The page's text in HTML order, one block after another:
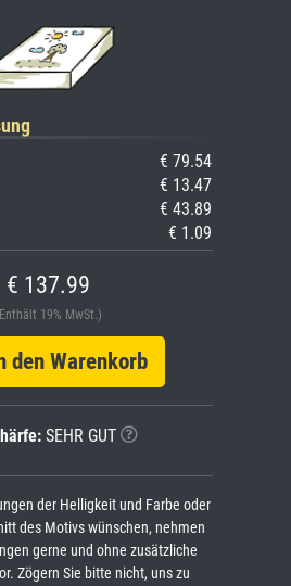
€ 79.54
€ 13.47
€ 43.89
€ 1.09
€ 137.99
19% MwSt.)
Warenkorb
SEHR GUT
der Helligkeit und Farbe oder
des Motivs wünschen, nehmen
gerne und ohne zusätzliche
Zögern Sie bitte nicht, uns zu